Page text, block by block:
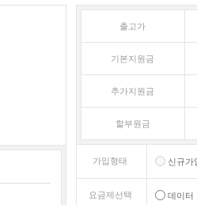
출고가
기본지원금
추가지원금
할부원금
가입형태 신규가
요금제선택
데이터